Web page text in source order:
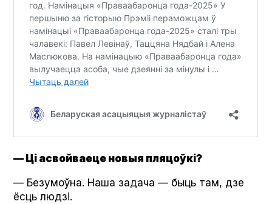
— Ці асвойваеце новыя пляцоўкі?
— Безумоўна. Наша задача — быць там, дзе
ёсць людзі.